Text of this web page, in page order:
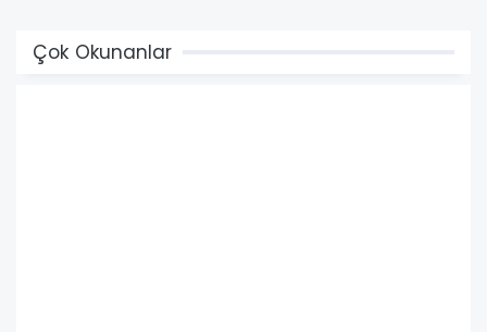
Çok Okunanlar